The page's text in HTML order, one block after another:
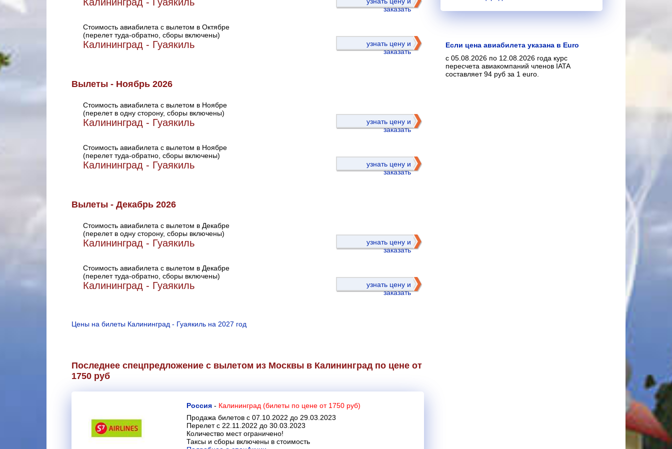
заказать
Стоимость авиабилета с вылетом в Октябре
(перелет туда-обратно, сборы включены)
Калининград - Гуаякиль
узнать цену и
заказать
Вылеты - Ноябрь 2026
Стоимость авиабилета с вылетом в Ноябре
(перелет в одну сторону, сборы включены)
Калининград - Гуаякиль
узнать цену и
заказать
Стоимость авиабилета с вылетом в Ноябре
(перелет туда-обратно, сборы включены)
Калининград - Гуаякиль
узнать цену и
заказать
Вылеты - Декабрь 2026
Стоимость авиабилета с вылетом в Декабре
(перелет в одну сторону, сборы включены)
Калининград - Гуаякиль
узнать цену и
заказать
Стоимость авиабилета с вылетом в Декабре
(перелет туда-обратно, сборы включены)
Калининград - Гуаякиль
узнать цену и
заказать
Цены на билеты Калининград - Гуаякиль на 2027 год
Последнее спецпредложение с вылетом из Москвы в Калининград по цене от
1750 руб
Россия - Калининград (билеты по цене от 1750 руб)
Продажа билетов с 07.10.2022 до 29.03.2023
Перелет с 22.11.2022 до 30.03.2023
Количество мест ограничено!
Таксы и сборы включены в стоимость
Если цена авиабилета указана в Euro
с 05.08.2026 по 12.08.2026 года курс
пересчета авиакомпаний членов IATA
составляет 94 руб за 1 euro.